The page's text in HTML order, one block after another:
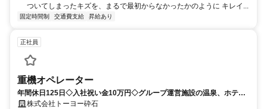
ついてしまったキズを、まるで最初からなかったかのように キレイ...
固定時間制 交通費支給 昇給あり
正社員
重機オペレーター
年間休日125日◇入社祝い金10万円◇グループ運営施設の温泉、ホテル
優待などオフ日も満喫の福利厚生充実
株式会社トーヨー砕石